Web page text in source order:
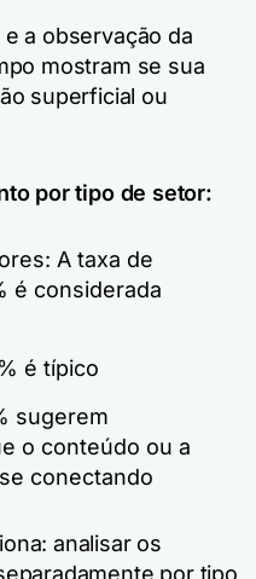
a observação da
mostram se sua
superficial ou
por tipo de setor:
A taxa de
é considerada
é típico
sugerem
o conteúdo ou a
conectando
analisar os
por tipo